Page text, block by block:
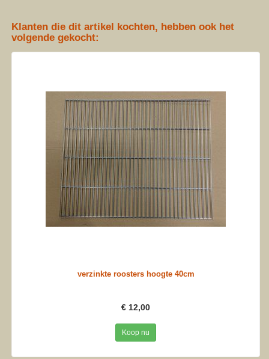
Klanten die dit artikel kochten, hebben ook het
volgende gekocht:
verzinkte roosters hoogte 40cm
€ 12,00
Koop nu